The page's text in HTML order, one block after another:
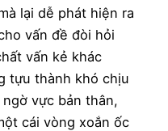
lại dễ phát hiện ra
vấn đề đòi hỏi
vấn kẻ khác
tựu thành khó chịu
vực bản thân,
cái vòng xoắn ốc